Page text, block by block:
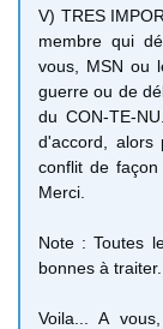
V) TRES
membre qui
vous, MSN ou
guerre ou de
du CON-TE-
d'accord, alors
conflit de façon
Merci.
Note : Toutes
bonnes à traiter.
Voila... A